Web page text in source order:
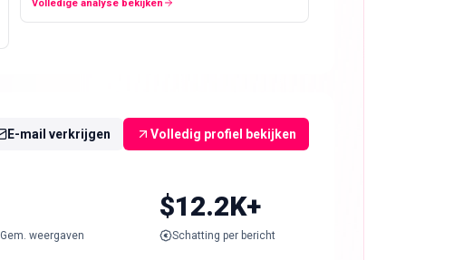
Volledige analyse bekijken
E-mail verkrijgen Volledig profiel bekijken
Gem. weergaven
$12.2K+
Schatting per bericht